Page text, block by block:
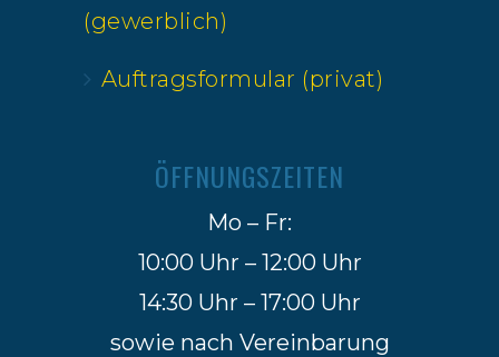
(gewerblich)
Auftragsformular (privat)
ÖFFNUNGSZEITEN
Mo – Fr:
10:00 Uhr – 12:00 Uhr
14:30 Uhr – 17:00 Uhr
sowie nach Vereinbarung